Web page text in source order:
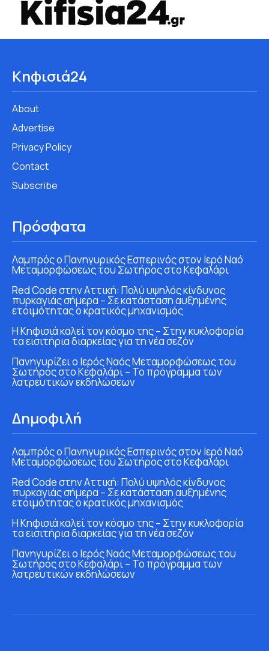
Κηφισιά24
About
Advertise
Privacy Policy
Contact
Subscribe
Πρόσφατα
Λαμπρός ο Πανηγυρικός Εσπερινός στον Ιερό Ναό
Μεταμορφώσεως του Σωτήρος στο Κεφαλάρι
Red Code στην Αττική: Πολύ υψηλός κίνδυνος
πυρκαγιάς σήμερα – Σε κατάσταση αυξημένης
ετοιμότητας ο κρατικός μηχανισμός
Η Κηφισιά καλεί τον κόσμο της – Στην κυκλοφορία
τα εισιτήρια διαρκείας για τη νέα σεζόν
Πανηγυρίζει ο Ιερός Ναός Μεταμορφώσεως του
Σωτήρος στο Κεφαλάρι – Το πρόγραμμα των
λατρευτικών εκδηλώσεων
Δημοφιλή
Λαμπρός ο Πανηγυρικός Εσπερινός στον Ιερό Ναό
Μεταμορφώσεως του Σωτήρος στο Κεφαλάρι
Red Code στην Αττική: Πολύ υψηλός κίνδυνος
πυρκαγιάς σήμερα – Σε κατάσταση αυξημένης
ετοιμότητας ο κρατικός μηχανισμός
Η Κηφισιά καλεί τον κόσμο της – Στην κυκλοφορία
τα εισιτήρια διαρκείας για τη νέα σεζόν
Πανηγυρίζει ο Ιερός Ναός Μεταμορφώσεως του
Σωτήρος στο Κεφαλάρι – Το πρόγραμμα των
λατρευτικών εκδηλώσεων